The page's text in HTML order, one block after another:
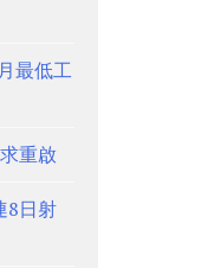
最低工
重啟
8日射